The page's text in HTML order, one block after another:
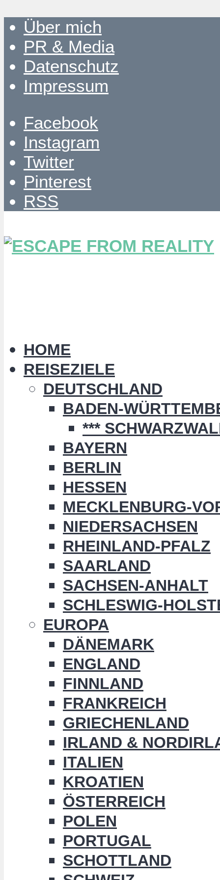
Über mich
PR & Media
Datenschutz
Impressum
Facebook
Instagram
Twitter
Pinterest
RSS
HOME
REISEZIELE
DEUTSCHLAND
BADEN-
***
BAYERN
BERLIN
HESSEN
MECKLENBURG-
NIEDERSACHSEN
RHEINLAND-PFALZ
SAARLAND
SACHSEN-ANHALT
SCHLESWIG-
EUROPA
DÄNEMARK
ENGLAND
FINNLAND
FRANKREICH
GRIECHENLAND
IRLAND &
ITALIEN
KROATIEN
ÖSTERREICH
POLEN
PORTUGAL
SCHOTTLAND